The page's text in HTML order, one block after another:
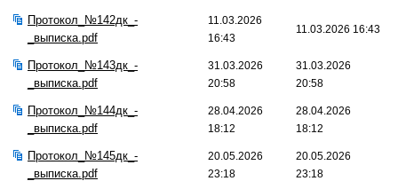
Протокол_№142дк_-
_выписка.pdf
11.03.2026
16:43
11.03.2026 16:43
Протокол_№143дк_-
_выписка.pdf
31.03.2026
20:58
31.03.2026
20:58
Протокол_№144дк_-
_выписка.pdf
28.04.2026
18:12
28.04.2026
18:12
Протокол_№145дк_-
_выписка.pdf
20.05.2026
23:18
20.05.2026
23:18